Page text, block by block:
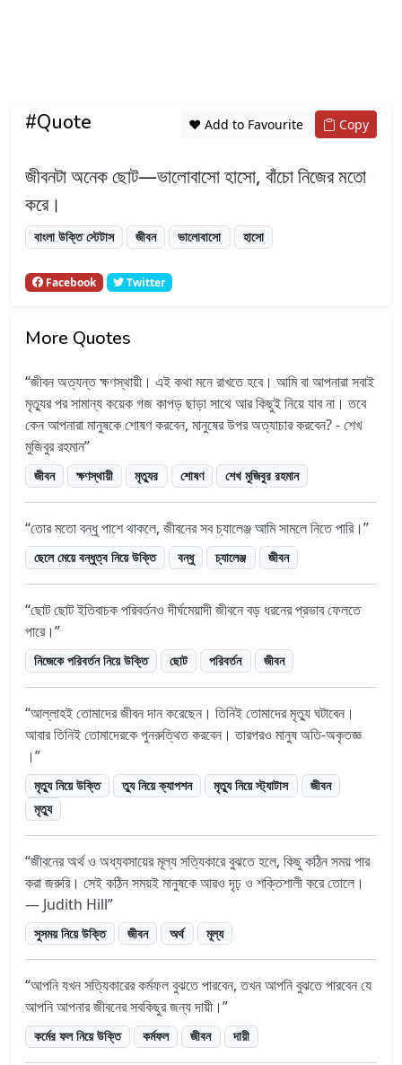
#Quote ❤️ Add to Favourite Copy
জীবনটা অনেক ছোট—ভালোবাসো হাসো, বাঁচো নিজের মতো
করে।
বাংলা উক্তি স্টেটাস জীবন ভালোবাসো হাসো
Facebook Twitter
More Quotes
জীবন অত্যন্ত ক্ষণস্থায়ী। এই কথা মনে রাখতে হবে। আমি বা আপনারা সবাই
মৃত্যুর পর সামান্য কয়েক গজ কাপড় ছাড়া সাথে আর কিছুই নিয়ে যাব না। তবে
কেন আপনারা মানুষকে শোষণ করবেন, মানুষের উপর অত্যাচার করবেন? - শেখ
মুজিবুর রহমান
জীবন ক্ষণস্থায়ী মৃত্যুর শোষণ শেখ মুজিবুর রহমান
তোর মতো বন্ধু পাশে থাকলে, জীবনের সব চ্যালেঞ্জ আমি সামলে নিতে পারি।
ছেলে মেয়ে বন্ধুত্ব নিয়ে উক্তি বন্ধু চ্যালেঞ্জ জীবন
ছোট ছোট ইতিবাচক পরিবর্তনও দীর্ঘমেয়াদী জীবনে বড় ধরনের প্রভাব ফেলতে
পারে।
নিজেকে পরিবর্তন নিয়ে উক্তি ছোট পরিবর্তন জীবন
আল্লাহই তোমাদের জীবন দান করেছেন। তিনিই তোমাদের মৃত্যু ঘটাবেন।
আবার তিনিই তোমাদেরকে পুনরুত্থিত করবেন। তারপরও মানুষ অতি-অকৃতজ্ঞ
।
মৃত্যু নিয়ে উক্তি ত্যু নিয়ে ক্যাপশন মৃত্যু নিয়ে স্ট্যাটাস
জীবন
মৃত্যু
জীবনের অর্থ ও অধ্যবসায়ের মূল্য সত্যিকারে বুঝতে হলে, কিছু কঠিন সময় পার
করা জরুরি। সেই কঠিন সময়ই মানুষকে আরও দৃঢ় ও শক্তিশালী করে তোলে।
— Judith Hill
সুসময় নিয়ে উক্তি জীবন অর্থ মূল্য
আপনি যখন সত্যিকারের কর্মফল বুঝতে পারবেন, তখন আপনি বুঝতে পারবেন যে
আপনি আপনার জীবনের সবকিছুর জন্য দায়ী।
কর্মের ফল নিয়ে উক্তি কর্মফল জীবন দায়ী